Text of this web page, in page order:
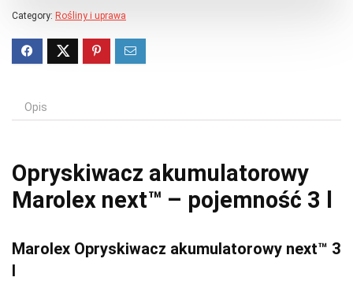
Category: Rośliny i uprawa
Opis
Opryskiwacz akumulatorowy
Marolex next™ – pojemność 3 l
Marolex Opryskiwacz akumulatorowy next™ 3
l